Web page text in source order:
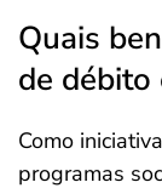
Quais
de débito
Como
programas